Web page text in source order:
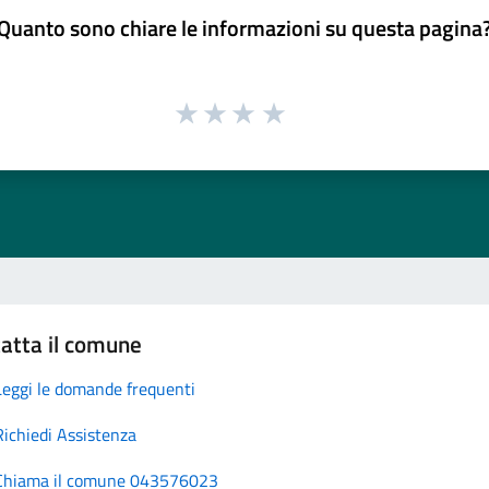
sono chiare le informazioni su questa
il comune
le domande frequenti
Assistenza
il comune 043576023